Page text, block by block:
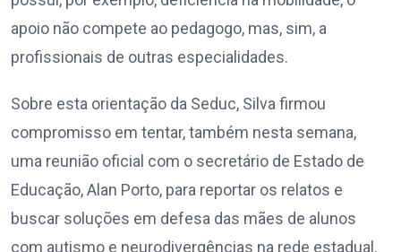
apoio não compete ao pedagogo, mas, sim, a
profissionais de outras especialidades.
Sobre esta orientação da Seduc, Silva firmou
compromisso em tentar, também nesta semana,
uma reunião oficial com o secretário de Estado de
Educação, Alan Porto, para reportar os relatos e
buscar soluções em defesa das mães de alunos
com autismo e neurodivergências na rede estadual.